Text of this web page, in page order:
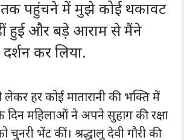
तक पहुंचने में मुझे कोई थकावट
हुई और बड़े आराम से मैंने
दर्शन कर लिया.
लेकर हर कोई मातारानी की भक्ति में
दिन महिलाओं ने अपने सुहाग की रक्षा
चुनरी भेंट कीं। श्रद्धालु देवी गौरी की